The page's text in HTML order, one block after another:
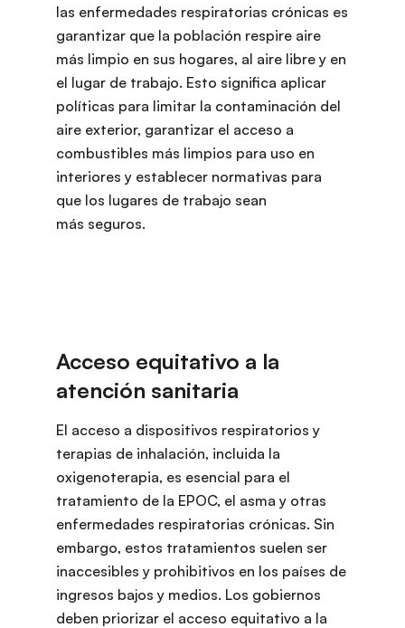
las enfermedades respiratorias crónicas es
garantizar que la población respire aire
más limpio en sus hogares, al aire libre y en
el lugar de trabajo. Esto significa aplicar
políticas para limitar la contaminación del
aire exterior, garantizar el acceso a
combustibles más limpios para uso en
interiores y establecer normativas para
que los lugares de trabajo sean
más seguros.
El acceso a dispositivos respiratorios y
terapias de inhalación, incluida la
oxigenoterapia, es esencial para el
tratamiento de la EPOC, el asma y otras
enfermedades respiratorias crónicas. Sin
embargo, estos tratamientos suelen ser
inaccesibles y prohibitivos en los países de
ingresos bajos y medios. Los gobiernos
deben priorizar el acceso equitativo a la